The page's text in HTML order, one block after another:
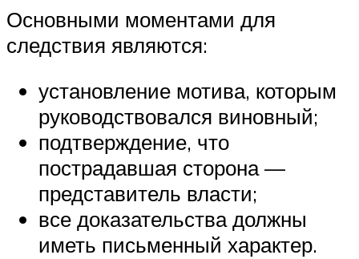
Основными моментами для
следствия являются:
установление мотива, которым
руководствовался виновный;
подтверждение, что
пострадавшая сторона —
представитель власти;
все доказательства должны
иметь письменный характер.